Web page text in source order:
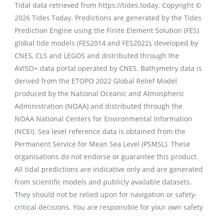
Tidal data retrieved from https://tides.today. Copyright ©
2026 Tides Today. Predictions are generated by the Tides
Prediction Engine using the Finite Element Solution (FES)
global tide models (FES2014 and FES2022), developed by
CNES, CLS and LEGOS and distributed through the
AVISO+ data portal operated by CNES. Bathymetry data is
derived from the ETOPO 2022 Global Relief Model
produced by the National Oceanic and Atmospheric
Administration (NOAA) and distributed through the
NOAA National Centers for Environmental Information
(NCEI). Sea level reference data is obtained from the
Permanent Service for Mean Sea Level (PSMSL). These
organisations do not endorse or guarantee this product.
All tidal predictions are indicative only and are generated
from scientific models and publicly available datasets.
They should not be relied upon for navigation or safety-
critical decisions. You are responsible for your own safety